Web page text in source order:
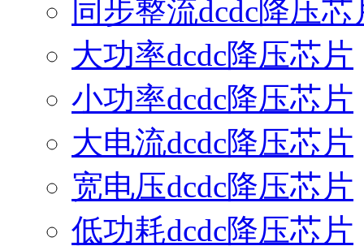
同步整流dcdc降压芯
大功率dcdc降压芯片
小功率dcdc降压芯片
大电流dcdc降压芯片
宽电压dcdc降压芯片
低功耗dcdc降压芯片